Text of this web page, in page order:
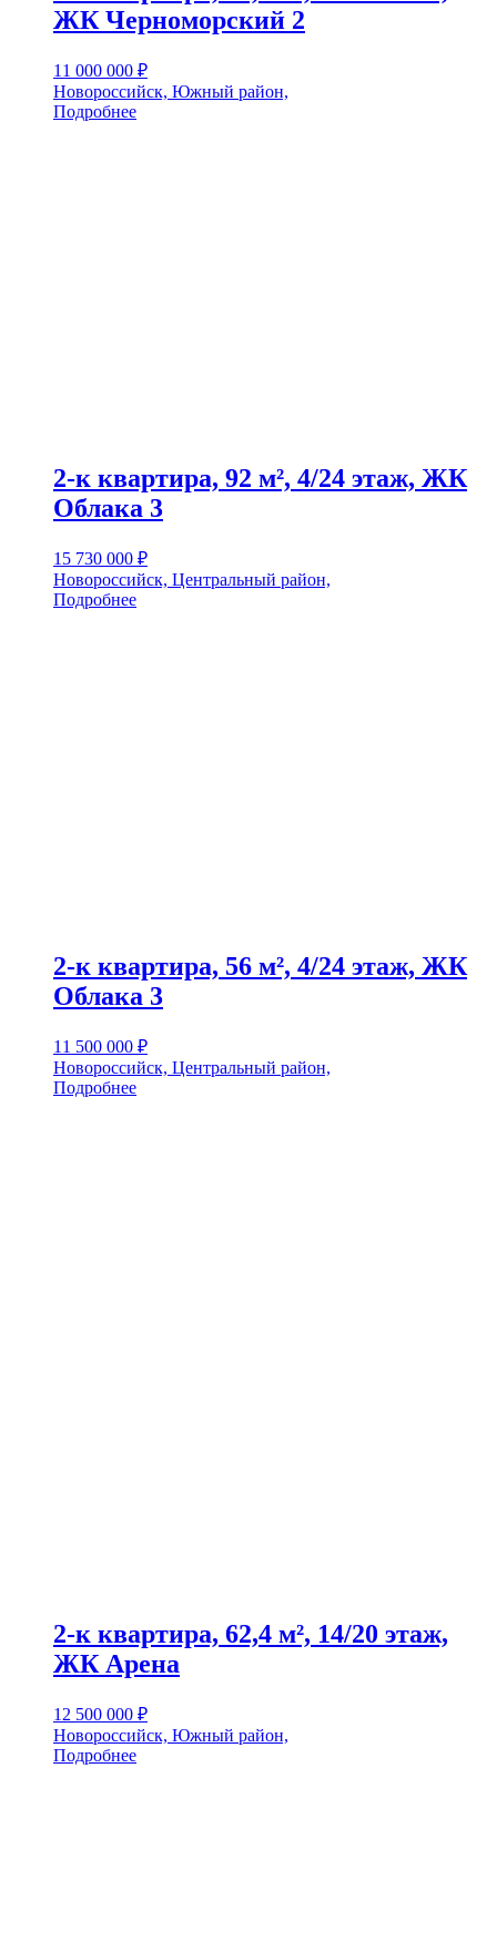
ЖК Черноморский 2
11 000 000 ₽
Новороссийск, Южный район,
Подробнее
2-к квартира, 92 м², 4/24 этаж, ЖК
Облака 3
15 730 000 ₽
Новороссийск, Центральный район,
Подробнее
2-к квартира, 56 м², 4/24 этаж, ЖК
Облака 3
11 500 000 ₽
Новороссийск, Центральный район,
Подробнее
2-к квартира, 62,4 м², 14/20 этаж,
ЖК Арена
12 500 000 ₽
Новороссийск, Южный район,
Подробнее